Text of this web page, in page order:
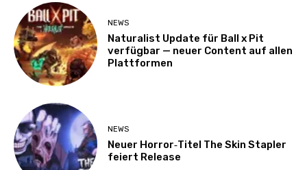
NEWS
Naturalist Update für Ball x Pit
verfügbar — neuer Content auf allen
Plattformen
NEWS
Neuer Horror‑Titel The Skin Stapler
feiert Release